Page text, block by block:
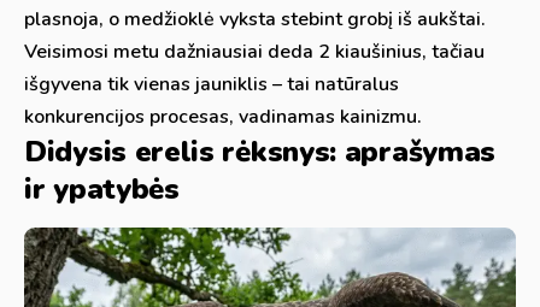
plasnoja, o medžioklė vyksta stebint grobį iš aukštai.
Veisimosi metu dažniausiai deda 2 kiaušinius, tačiau
išgyvena tik vienas jauniklis – tai natūralus
konkurencijos procesas, vadinamas kainizmu.
Didysis erelis rėksnys: aprašymas
ir ypatybės